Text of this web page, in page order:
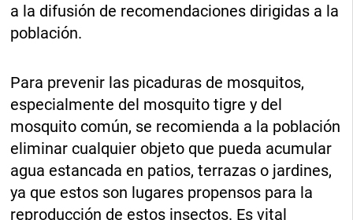
a la difusión de recomendaciones dirigidas a la
población.
Para prevenir las picaduras de mosquitos,
especialmente del mosquito tigre y del
mosquito común, se recomienda a la población
eliminar cualquier objeto que pueda acumular
agua estancada en patios, terrazas o jardines,
ya que estos son lugares propensos para la
reproducción de estos insectos. Es vital